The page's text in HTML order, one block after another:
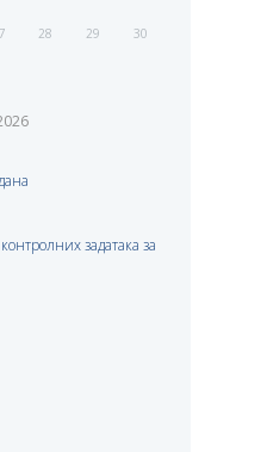
28 29 30
задатака за